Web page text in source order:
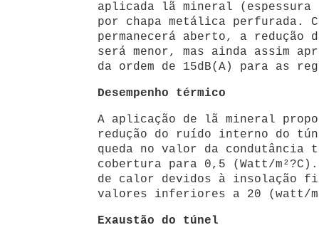
aplicada lã mineral (espessura
por chapa metálica perfurada.
permanecerá aberto, a redução
será menor, mas ainda assim
da ordem de 15dB(A) para as
Desempenho térmico
A aplicação de lã mineral
redução do ruído interno do
queda no valor da condutância
cobertura para 0,5 (Watt/
de calor devidos à insolação
valores inferiores a 20 (watt/
Exaustão do túnel